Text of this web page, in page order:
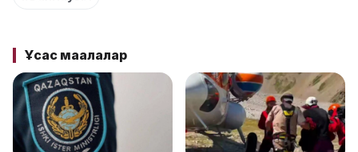
Ұқсас мақалалар